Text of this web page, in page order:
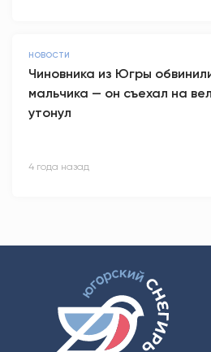
НОВОСТИ
Чиновника из Югры
мальчика — он съехал на
утонул
4 года назад